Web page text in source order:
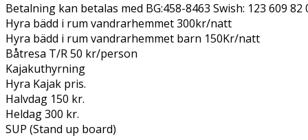
Betalning kan betalas med BG:458-8463 Swish: 123 609 82
Hyra bädd i rum vandrarhemmet 300kr/natt
Hyra bädd i rum vandrarhemmet barn 150Kr/natt
Båtresa T/R 50 kr/person
Kajakuthyrning
Hyra Kajak pris.
Halvdag 150 kr.
Heldag 300 kr.
SUP (Stand up board)